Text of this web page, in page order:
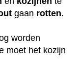
gaan rotten.
worden
moet het kozijn